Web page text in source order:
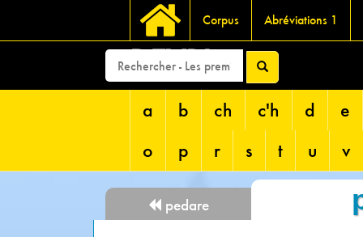
Corpus Abréviations 1
DEVRI
a b ch c'h d
e
o
p r s t u v
pedare